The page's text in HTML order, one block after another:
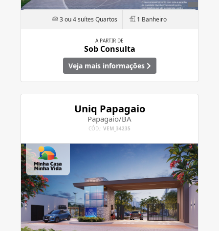
3 ou 4 suítes Quartos 1 Banheiro
A PARTIR DE
Sob Consulta
Veja mais informações
Uniq Papagaio
Papagaio/BA
CÓD.: VEM_34235